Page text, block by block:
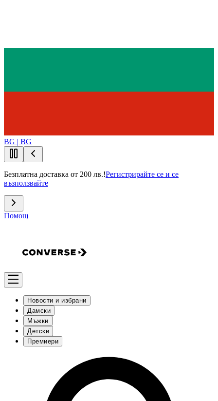
BG | BG
Безплатна доставка от 200 лв.!Регистрирайте се и се
възползвайте
Помощ
Новости и избрани
Дамски
Мъжки
Детски
Премиери